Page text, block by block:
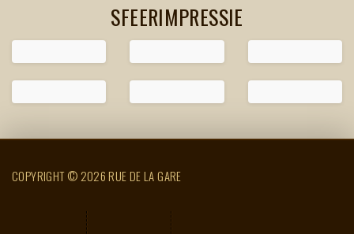
SFEERIMPRESSIE
COPYRIGHT © 2026 RUE DE LA GARE